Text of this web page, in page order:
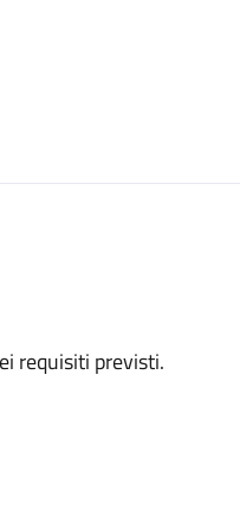
requisiti previsti.